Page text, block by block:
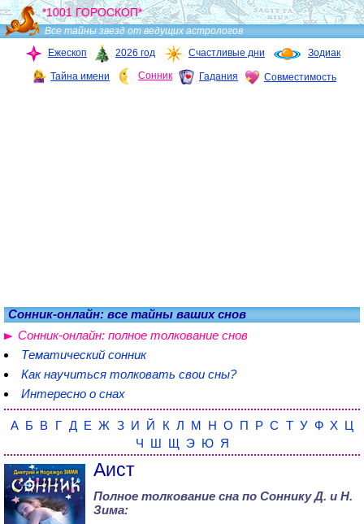
*1001 ГОРОСКОП*
Все тайны звезд от ведущих астрологов
Ежескоп
2026 год Счастливые дни Зодиак
Тайна имени Сонник Гадания Совместимость
Сонник-онлайн: все тайны ваших снов
Сонник-онлайн: полное толкование снов
Тематический сонник
Как научиться толковать свои сны?
Интересно о снах
А Б В Г Д Е Ж З И Й К Л М Н О П Р С Т У Ф Х Ц
Ч Ш Щ Э Ю Я
Аист
Полное толкование сна по Соннику Д. и Н.
Зима: